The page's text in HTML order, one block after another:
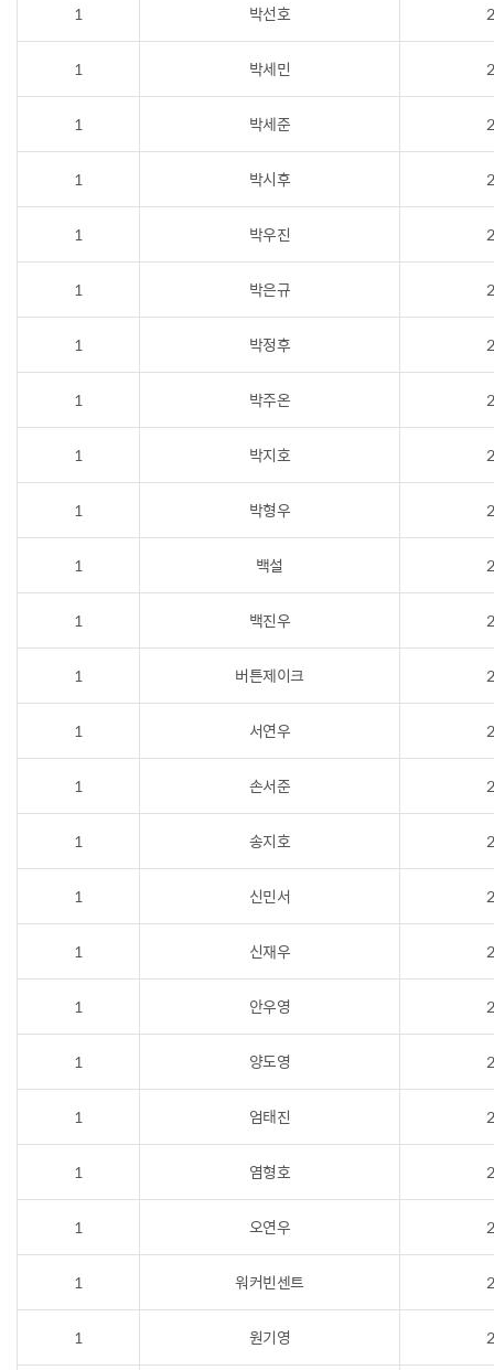
1 박선호
1 박세민
1 박세준
1 박시후
1 박우진
1 박은규
1 박정후
1 박주온
1 박지호
1 박형우
1 백설
1 백진우
1 버튼제이크
1 서연우
1 손서준
1 송지호
1 신민서
1 신재우
1 안우영
1 양도영
1 엄태진
1 염형호
1 오연우
1 워커빈센트
1 원기영